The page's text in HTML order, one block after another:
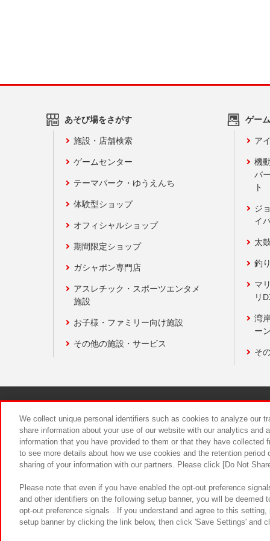
あそび場をさがす
施設・店舗検索
ゲームセンター
テーマパーク・ゆうえんち
体験型ショップ
オフィシャルショップ
期間限定ショップ
ガシャポン専門店
アスレチック・スポーツエンタメ
施設
お子様・ファミリー向け施設
その他の施設・サービス
ゲー
ア
機
バ
ト
ジ
イ
太
釣
マ
リ
湾
ー
そ
食品のご
We collect unique personal identifiers such as cookies to analyze our
share information about your use of our website with our analytics and
information that you have provided to them or that they have
to see more details about how we use cookies and the retention
sharing of your information with our partners. Please click [Do Not
Please note that even if you have enabled the opt-out preference
and other identifiers on the following setup banner, you will be
opt-out preference signals . If you understand and agree to this
setup banner by clicking the link below, then click 'Save Settings' and